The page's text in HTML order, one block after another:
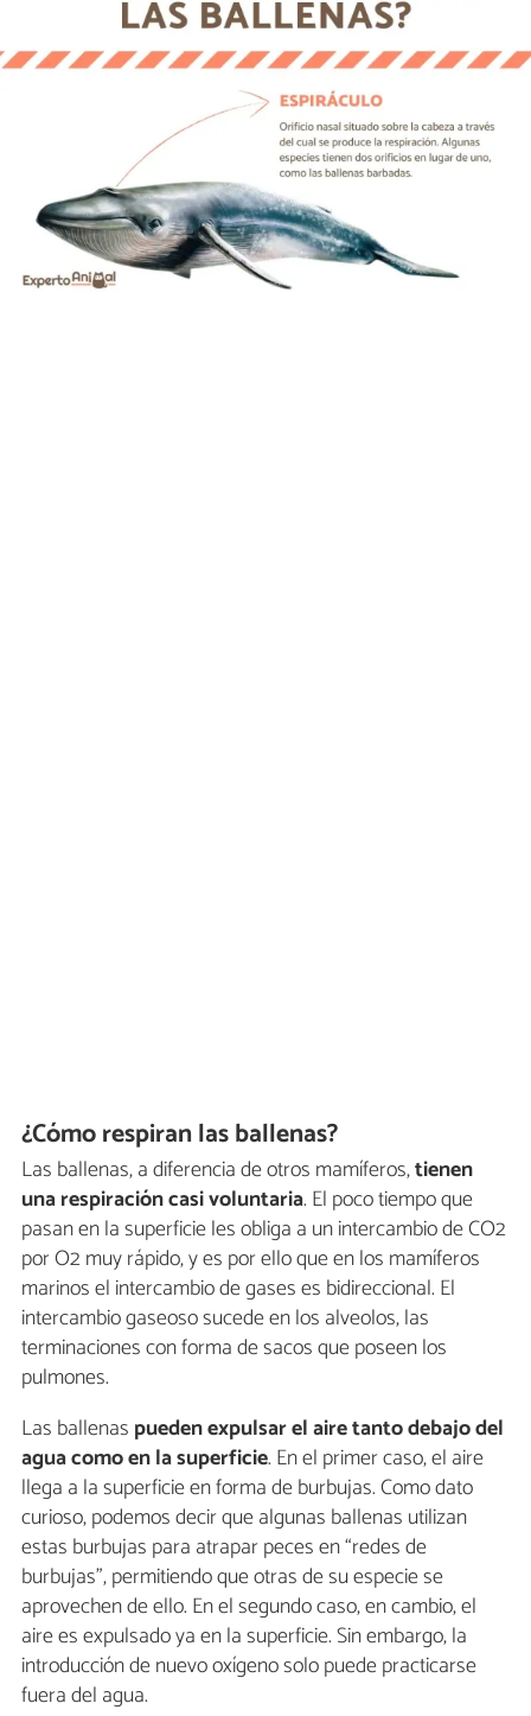
¿Cómo respiran las ballenas?
Las ballenas, a diferencia de otros mamíferos,tienen
una respiración casi voluntaria. El poco tiempo que
pasan en la superficie les obliga a un intercambio de CO2
por O2 muy rápido, y es por ello que en los mamíferos
marinos el intercambio de gases es bidireccional. El
intercambio gaseoso sucede en los alveolos, las
terminaciones con forma de sacos que poseen los
pulmones.
Las ballenas pueden expulsar el airetanto debajo del
agua como en la superficie. En el primer caso, el aire
llega a la superficie en forma de burbujas. Como dato
curioso, podemos decir que algunas ballenas utilizan
estas burbujas para atrapar peces en “redes de
burbujas”, permitiendo que otras de su especie se
aprovechen de ello. En el segundo caso, en cambio, el
aire es expulsado ya en la superficie. Sin embargo, la
introducción de nuevo oxígeno solo puede practicarse
fuera del agua.